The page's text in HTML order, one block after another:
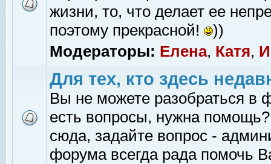
жизни, то, что делает ее
поэтому прекрасной!
))
Модераторы: Елена, Катя,
Для тех, кто здесь
Вы не можете разобраться в
есть вопросы, нужна помощь?
сюда, задайте вопрос -
форума всегда рада помочь